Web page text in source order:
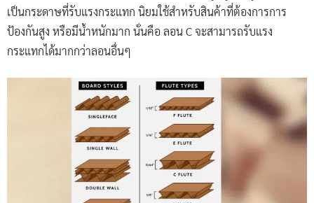
เป็นกระดาษที่รับแรงกระแทก นิยมใช้สำหรับสินค้าที่ต้องการการ
ป้องกันสูง หรือมีน้ำหนักมาก นั่นคือ ลอน C จะสามารถรับแรง
กระแทกได้มากกว่าลอนอื่นๆ